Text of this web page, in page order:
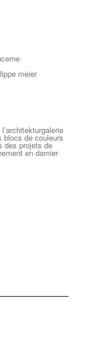
meier
blocs de couleurs
des projets de
en damier